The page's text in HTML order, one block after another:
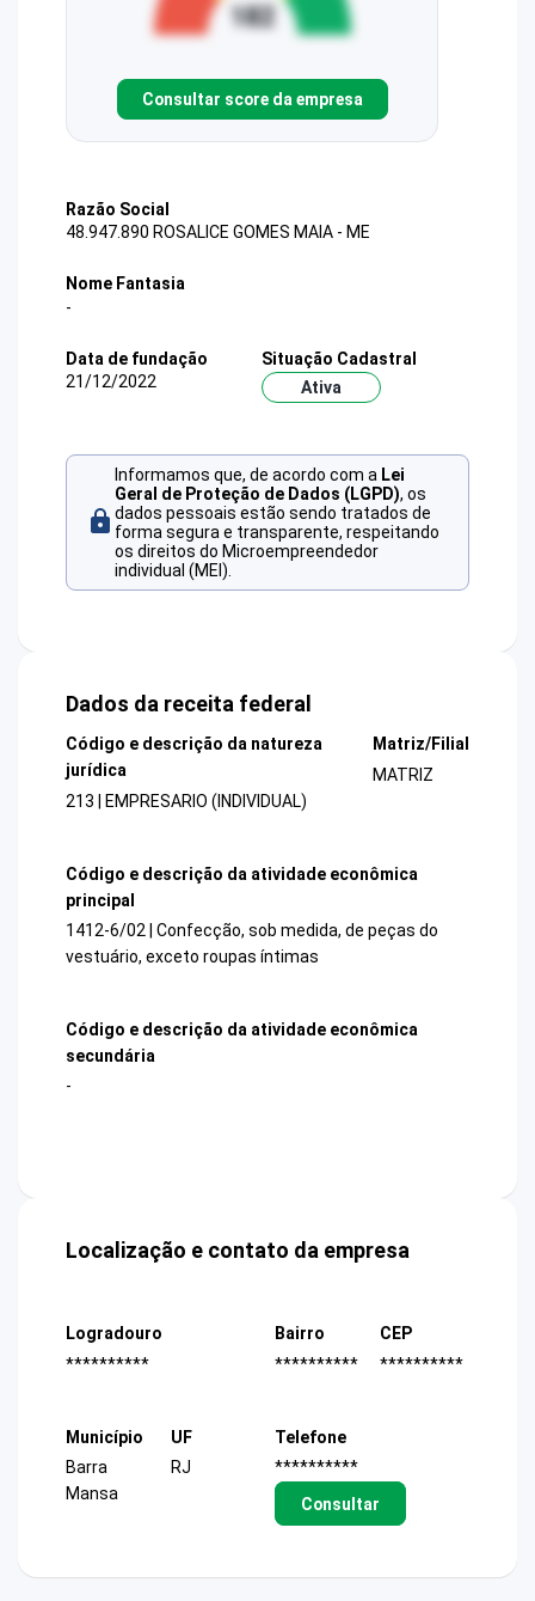
Consultar score da empresa
Razão Social
48.947.890 ROSALICE GOMES MAIA - ME
Nome Fantasia
-
Data de fundação
21/12/2022
Situação Cadastral
Ativa
Informamos que, de acordo com a Lei
Geral de Proteção de Dados (LGPD), os
dados pessoais estão sendo tratados de
forma segura e transparente, respeitando
os direitos do Microempreendedor
individual (MEI).
Dados da receita federal
Código e descrição da natureza
jurídica
213 | EMPRESARIO (INDIVIDUAL)
Matriz/Filial
MATRIZ
Código e descrição da atividade econômica
principal
1412-6/02 | Confecção, sob medida, de peças do
vestuário, exceto roupas íntimas
Código e descrição da atividade econômica
secundária
-
Localização e contato da empresa
Logradouro
**********
Bairro
**********
CEP
**********
Município
Barra
Mansa
UF
RJ
Telefone
**********
Consultar